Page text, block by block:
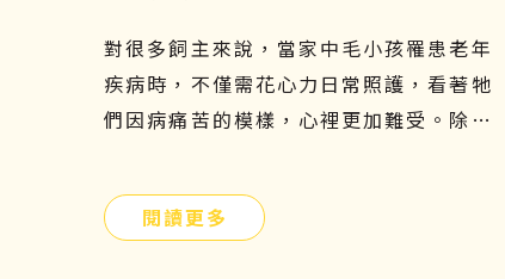
醫學
對很多飼主來說，當家中毛小孩罹患老年
疾病時，不僅需花心力日常照護，看著牠
們因病痛苦的模樣，心裡更加難受。除了
有沒有其他簡單且安全的方式可以幫助牠
們呢？寵物幹細胞療法或許是另一個不錯
閱讀更多